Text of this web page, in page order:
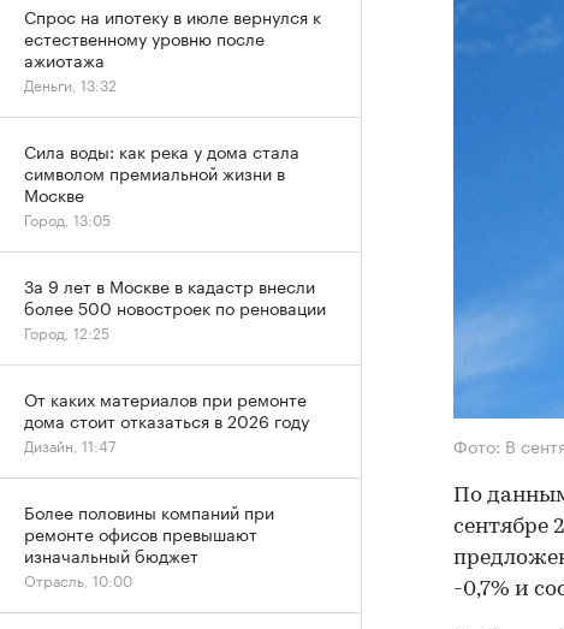
Фото: В
По
сентябре
-0,7% и
Спрос на ипотеку в июле вернулся к
естественному уровню после
ажиотажа
Деньги, 13:32
Сила воды: как река у дома стала
символом премиальной жизни в
Москве
Город, 13:05
За 9 лет в Москве в кадастр внесли
более 500 новостроек по реновации
Город, 12:25
От каких материалов при ремонте
дома стоит отказаться в 2026 году
Дизайн, 11:47
Более половины компаний при
ремонте офисов превышают
изначальный бюджет
Отрасль, 10:00